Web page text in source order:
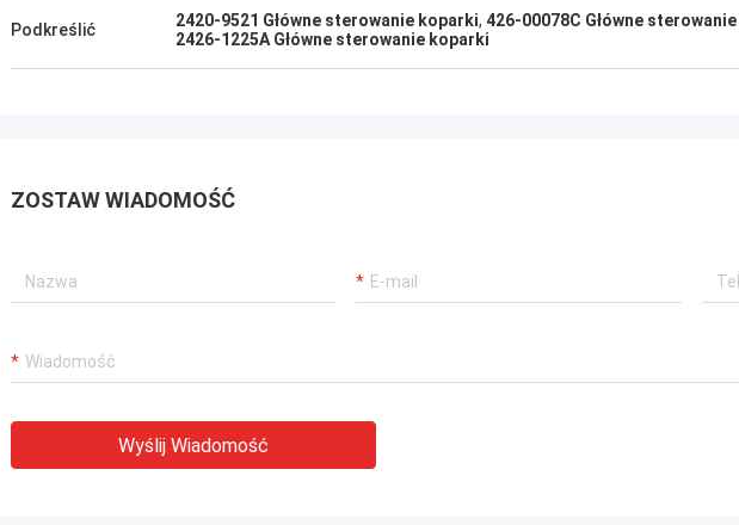
Podkreślić 2420-9521 Główne sterowanie koparki, 426-00078C Główne
2426-1225A Główne sterowanie koparki
ZOSTAW WIADOMOŚĆ
Wyślij Wiadomość